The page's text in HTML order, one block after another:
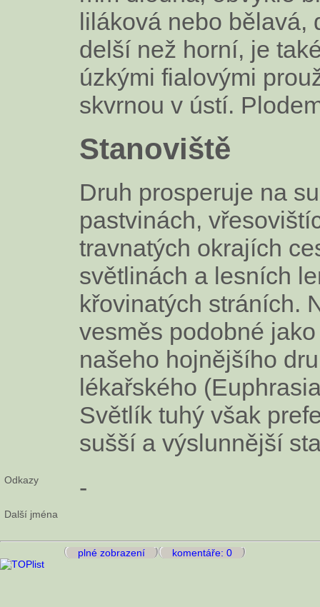
liláková nebo bělavá,
delší než horní, je
úzkými fialovými
skvrnou v ústí.
Stanoviště
Druh prosperuje na
pastvinách,
travnatých okrajích
světlinách a lesních
křovinatých stráních.
vesměs podobné
našeho hojnějšího
lékařského
Světlík tuhý však
sušší a výslunnější
Odkazy -
Další jména